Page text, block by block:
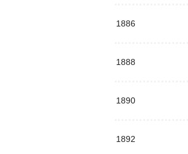
1886
1888
1890
1892